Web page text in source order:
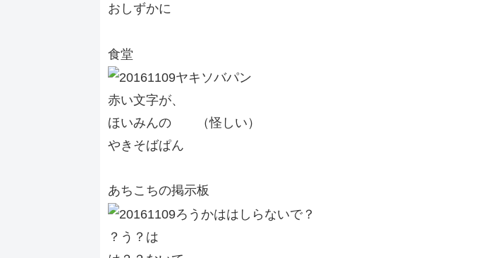
おしずかに
食堂
赤い文字が、
ほいみんの （怪しい）
やきそばぱん
あちこちの掲示板
？う？は